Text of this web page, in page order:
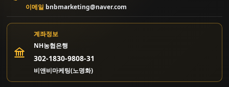
이메일 bnbmarketing@naver.com
계좌정보
NH농협은행
302-1830-9808-31
비앤비마케팅(노명화)